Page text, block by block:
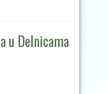
u Delnicama